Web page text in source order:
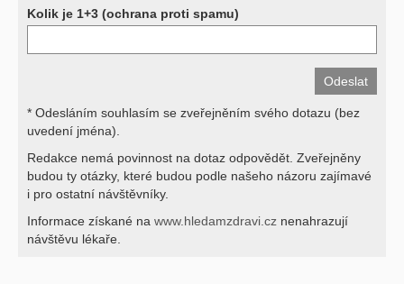
Kolik je 1+3 (ochrana proti spamu)
* Odesláním souhlasím se zveřejněním svého dotazu (bez
uvedení jména).
Redakce nemá povinnost na dotaz odpovědět. Zveřejněny
budou ty otázky, které budou podle našeho názoru zajímavé
i pro ostatní návštěvníky.
Informace získané na www.hledamzdravi.cz nenahrazují
návštěvu lékaře.